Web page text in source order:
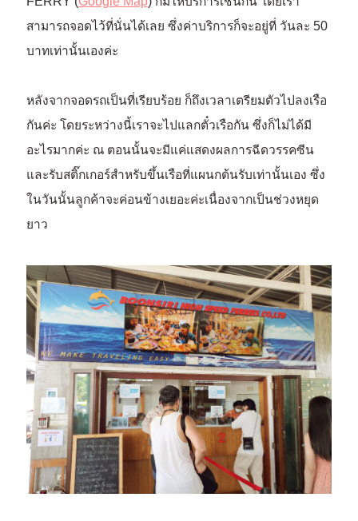
สามารถจอดไว้ที่นั่นได้เลย ซึ่งค่าบริการก็จะอยู่ที่ วันละ 50
บาทเท่านั้นเองค่ะ
หลังจากจอดรถเป็นที่เรียบร้อย ก็ถึงเวลาเตรียมตัวไปลงเรือ
กันค่ะ โดยระหว่างนี้เราจะไปแลกตั๋วเรือกัน ซึ่งก็ไม่ได้มี
อะไรมากค่ะ ณ ตอนนั้นจะมีแค่แสดงผลการฉีดวรรคซีน
และรับสติ๊กเกอร์สำหรับขึ้นเรือที่แผนกต้นรับเท่านั้นเอง ซึ่ง
ในวันนั้นลูกค้าจะค่อนข้างเยอะค่ะเนื่องจากเป็นช่วงหยุด
ยาว